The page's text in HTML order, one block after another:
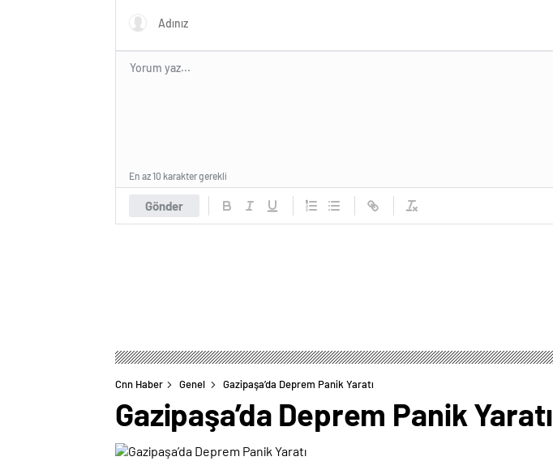
Gönder
En az 10 karakter gerekli
Cnn Haber Genel Gazipaşa’da Deprem Panik Yaratı
Gazipaşa’da Deprem Panik Yaratı